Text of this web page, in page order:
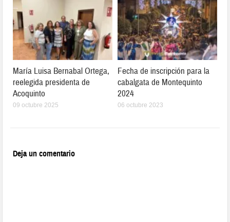
María Luisa Bernabal Ortega,
reelegida presidenta de
Acoquinto
09 octubre 2025
Fecha de inscripción para la
cabalgata de Montequinto
2024
06 octubre 2023
Deja un comentario